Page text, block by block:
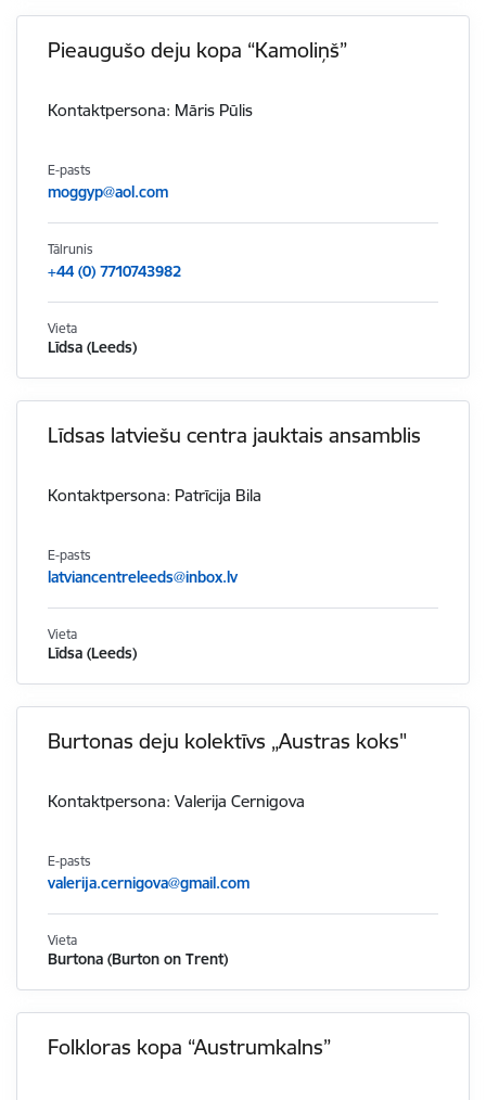
Pieaugušo deju kopa “Kamoliņš”
Kontaktpersona: Māris Pūlis
E-pasts
moggyp@aol.com
Tālrunis
+44 (0) 7710743982
Vieta
Līdsa (Leeds)
Līdsas latviešu centra jauktais ansamblis
Kontaktpersona: Patrīcija Bila
E-pasts
latviancentreleeds@inbox.lv
Vieta
Līdsa (Leeds)
Burtonas deju kolektīvs „Austras koks"
Kontaktpersona: Valerija Cernigova
E-pasts
valerija.cernigova@gmail.com
Vieta
Burtona (Burton on Trent)
Folkloras kopa “Austrumkalns”